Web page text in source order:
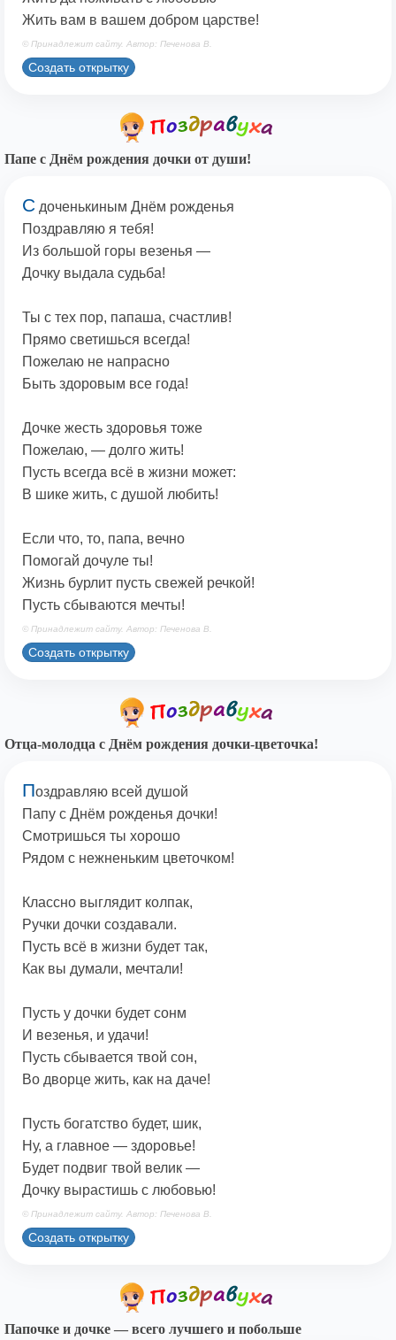
Жить вам в вашем добром царстве!
© Принадлежит сайту. Автор: Печенова В.
Создать открытку
Папе с Днём рождения дочки от души!
С доченькиным Днём рожденья
Поздравляю я тебя!
Из большой горы везенья —
Дочку выдала судьба!
Ты с тех пор, папаша, счастлив!
Прямо светишься всегда!
Пожелаю не напрасно
Быть здоровым все года!
Дочке жесть здоровья тоже
Пожелаю, — долго жить!
Пусть всегда всё в жизни может:
В шике жить, с душой любить!
Если что, то, папа, вечно
Помогай дочуле ты!
Жизнь бурлит пусть свежей речкой!
Пусть сбываются мечты!
© Принадлежит сайту. Автор: Печенова В.
Создать открытку
Отца-молодца с Днём рождения дочки-цветочка!
Поздравляю всей душой
Папу с Днём рожденья дочки!
Смотришься ты хорошо
Рядом с нежненьким цветочком!
Классно выглядит колпак,
Ручки дочки создавали.
Пусть всё в жизни будет так,
Как вы думали, мечтали!
Пусть у дочки будет сонм
И везенья, и удачи!
Пусть сбывается твой сон,
Во дворце жить, как на даче!
Пусть богатство будет, шик,
Ну, а главное — здоровье!
Будет подвиг твой велик —
Дочку вырастишь с любовью!
© Принадлежит сайту. Автор: Печенова В.
Создать открытку
Папочке и дочке — всего лучшего и побольше